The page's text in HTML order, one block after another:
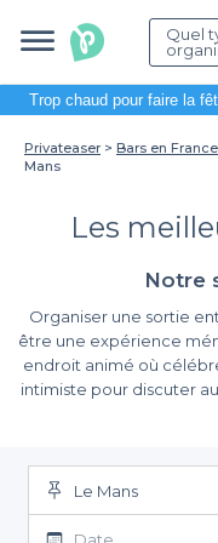
Quel
Trop chaud pour faire la
Privateaser Bars en
Mans
Les
Notre
Organiser une sortie
être une expérience
endroit animé où
intimiste pour discuter
qui sauront répondre à
se détendre et
Découvrez la
Chez Privateaser,
Le Mans